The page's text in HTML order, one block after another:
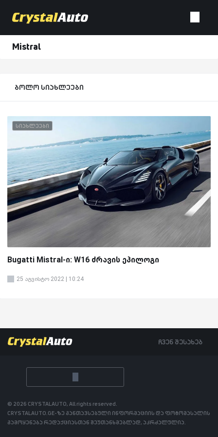
Mistral
ბოლო სიახლეები
სიახლეები
Bugatti Mistral-ი: W16 ძრავის ეპილოგი
25 აგვისტო 2022 | 10:24
ჩვენ შესახებ
© 2026 CRYSTALAUTO, All rights reserved.
CRYSTALAUTO.GE-ზე განთავსებული ინფორმაციის და ფოტომასალის
გამოყენება რედაქციასთან შეუთანხმებლად, აკრძალულია.